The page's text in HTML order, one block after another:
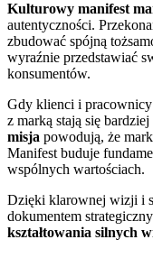
Kulturowy manifest
autentyczności.
zbudować spójną
wyraźnie przedstawiać
konsumentów.
Gdy klienci i pracownicy
z marką stają się
misja powodują, że
Manifest buduje
wspólnych wartościach.
Dzięki klarownej wizji i
dokumentem
kształtowania silnych